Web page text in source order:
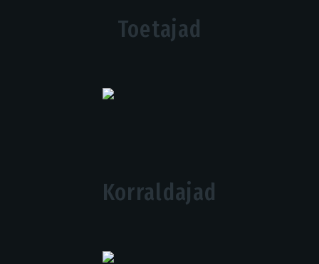
Toetajad
Korraldajad